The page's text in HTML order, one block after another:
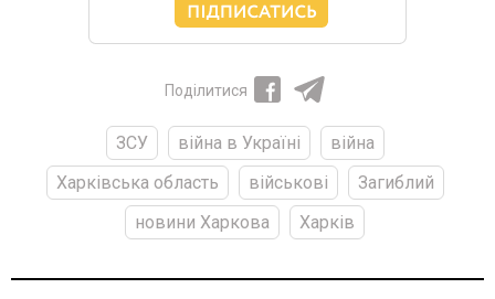
Поділитися
ЗСУ війна в Україні
війна
Харківська область
військові
Загиблий
новини Харкова
Харків